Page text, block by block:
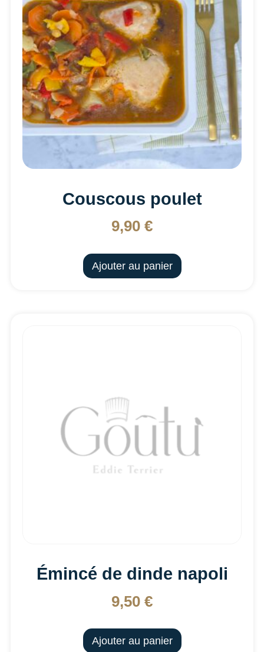
Couscous poulet
9,90 €
Ajouter au panier
Émincé de dinde napoli
9,50 €
Ajouter au panier